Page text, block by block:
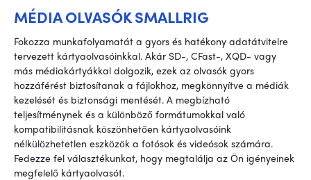
MÉDIA OLVASÓK SMALLRIG
Fokozza munkafolyamatát a gyors és hatékony adatátvitelre
tervezett kártyaolvasóinkkal. Akár SD-, CFast-, XQD- vagy
más médiakártyákkal dolgozik, ezek az olvasók gyors
hozzáférést biztosítanak a fájlokhoz, megkönnyítve a médiák
kezelését és biztonsági mentését. A megbízható
teljesítménynek és a különböző formátumokkal való
kompatibilitásnak köszönhetően kártyaolvasóink
nélkülözhetetlen eszközök a fotósok és videósok számára.
Fedezze fel választékunkat, hogy megtalálja az Ön igényeinek
megfelelő kártyaolvasót.